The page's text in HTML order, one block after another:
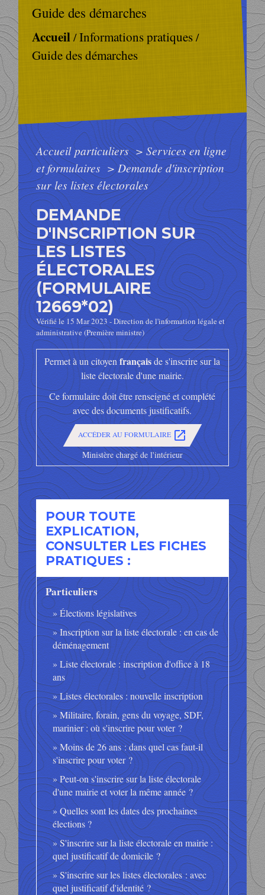
Guide des démarches
Accueil/Informations pratiques/
Guide des démarches
Accueil particuliers>Services en ligne
et formulaires > Demande d'inscription
sur les listes électorales
DEMANDE
D'INSCRIPTION SUR
LES LISTES
ÉLECTORALES
(FORMULAIRE
12669*02)
Vérifié le 15 Mar 2023 - Direction de l'information légale et
administrative (Première ministre)
Permet à un citoyenfrançaisde s'inscrire sur la
liste électorale d'une mairie.
Ce formulaire doit être renseigné et complété
avec des documents justificatifs.
ACCÉDER AU FORMULAIRE open_in_new
Ministère chargé de l'intérieur
POUR TOUTE
EXPLICATION,
CONSULTER LES FICHES
PRATIQUES :
Particuliers
Élections législatives
Inscription sur la liste électorale : en cas de
déménagement
Liste électorale : inscription d'office à 18
ans
Listes électorales : nouvelle inscription
Militaire, forain, gens du voyage, SDF,
marinier : où s'inscrire pour voter ?
Moins de 26 ans : dans quel cas faut-il
s'inscrire pour voter ?
Peut-on s'inscrire sur la liste électorale
d'une mairie et voter la même année ?
Quelles sont les dates des prochaines
élections ?
S'inscrire sur la liste électorale en mairie :
quel justificatif de domicile ?
S'inscrire sur les listes électorales : avec
quel justificatif d'identité ?